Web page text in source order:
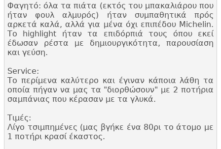
Φαγητό: όλα τα πιάτα (εκτός του μπακαλιάρου που
ήταν φουλ αλμυρός) ήταν συμπαθητικά πρός
αρκετά καλά, αλλά για μένα όχι επιπέδου Michelin.
Το highlight ήταν τα επιδόρπιά τους όπου εκεί
έδωσαν ρέστα με δημιουργικότητα, παρουσίαση
και γεύση.
Service:
Το περίμενα καλύτερο και έγιναν κάποια λάθη τα
οποία πήγαν να μας τα "διορθώσουν" με 2 ποτήρια
σαμπάνιας που κέρασαν με τα γλυκά.
Τιμές:
Λίγο τσιμπημένες (μας βγήκε ένα 80ρι το άτομο με
1 ποτήρι κρασί έκαστος.